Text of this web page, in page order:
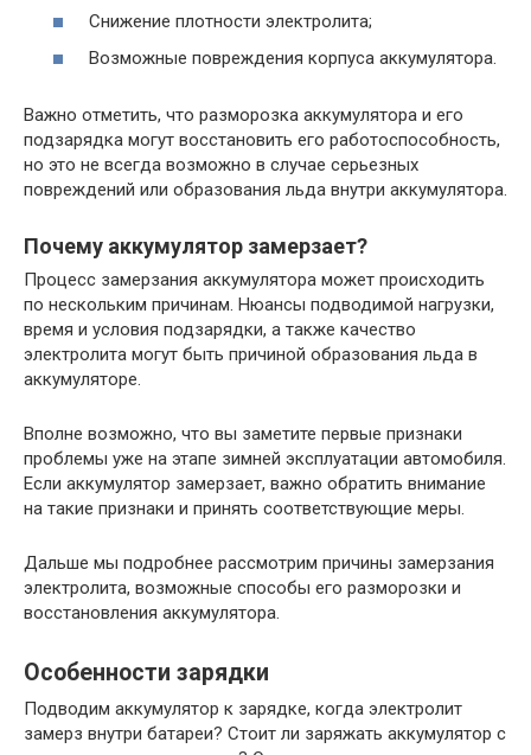
Снижение плотности электролита;
Возможные повреждения корпуса аккумулятора.
Важно отметить, что разморозка аккумулятора и его
подзарядка могут восстановить его работоспособность,
но это не всегда возможно в случае серьезных
повреждений или образования льда внутри аккумулятора.
Почему аккумулятор замерзает?
Процесс замерзания аккумулятора может происходить
по нескольким причинам. Нюансы подводимой нагрузки,
время и условия подзарядки, а также качество
электролита могут быть причиной образования льда в
аккумуляторе.
Вполне возможно, что вы заметите первые признаки
проблемы уже на этапе зимней эксплуатации автомобиля.
Если аккумулятор замерзает, важно обратить внимание
на такие признаки и принять соответствующие меры.
Дальше мы подробнее рассмотрим причины замерзания
электролита, возможные способы его разморозки и
восстановления аккумулятора.
Особенности зарядки
Подводим аккумулятор к зарядке, когда электролит
замерз внутри батареи? Стоит ли заряжать аккумулятор с